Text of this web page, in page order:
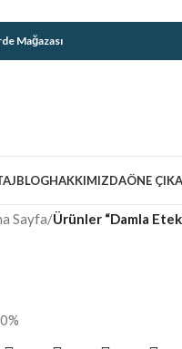
Mağazası
BLOGHAKKIMIZDAÖNE
Sayfa/Ürünler “Damla